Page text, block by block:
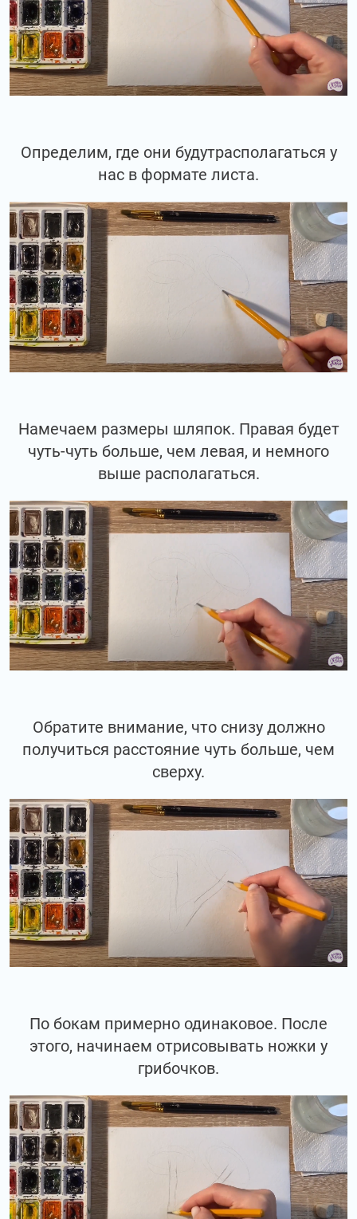
Определим, где они будутрасполагаться у
нас в формате листа.
Намечаем размеры шляпок. Правая будет
чуть-чуть больше, чем левая, и немного
выше располагаться.
Обратите внимание, что снизу должно
получиться расстояние чуть больше, чем
сверху.
По бокам примерно одинаковое. После
этого, начинаем отрисовывать ножки у
грибочков.